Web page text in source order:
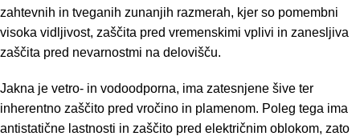
zahtevnih in tveganih zunanjih razmerah, kjer so pomembni
visoka vidljivost, zaščita pred vremenskimi vplivi in zanesljiva
zaščita pred nevarnostmi na delovišču.
Jakna je vetro- in vodoodporna, ima zatesnjene šive ter
inherentno zaščito pred vročino in plamenom. Poleg tega ima
antistatične lastnosti in zaščito pred električnim oblokom, zato